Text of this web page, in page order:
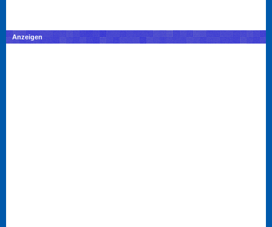
Anzeigen